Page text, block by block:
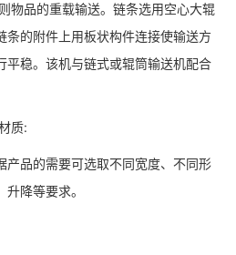
物品的重载输送。链条选用空心大辊
条的附件上用板状构件连接使输送方
平稳。该机与链式或辊筒输送机配合
质:
产品的需要可选取不同宽度、不同形
降等要求。